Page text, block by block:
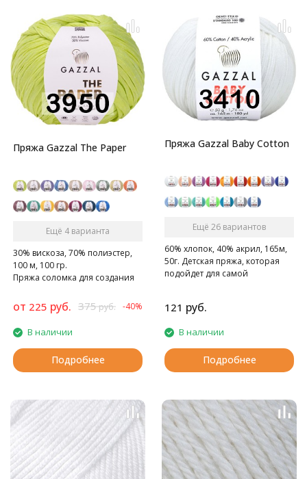
Пряжа Gazzal The Paper
Ещё 4 варианта
30% вискоза, 70% полиэстер,
100 м, 100 гр.
Пряжа соломка для создания
от 225 руб. 375руб. -40%
В наличии
Подробнее
Пряжа Gazzal Baby Cotton
Ещё 26 вариантов
60% хлопок, 40% акрил, 165м,
50г. Детская пряжа, которая
подойдет для самой
121 руб.
В наличии
Подробнее